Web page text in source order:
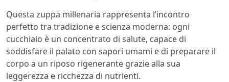
Questa zuppa millenaria rappresenta l’incontro
perfetto tra tradizione e scienza moderna: ogni
cucchiaio è un concentrato di salute, capace di
soddisfare il palato con sapori umami e di preparare il
corpo a un riposo rigenerante grazie alla sua
leggerezza e ricchezza di nutrienti.